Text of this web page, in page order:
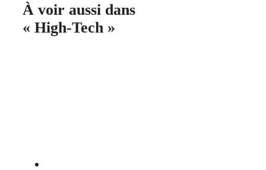
À voir aussi dans
« High-Tech »